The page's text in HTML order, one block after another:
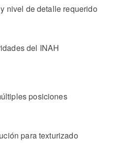
nivel de detalle requerido
del INAH
posiciones
para texturizado